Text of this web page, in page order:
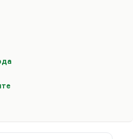
мы с Рязанцевой его
там
Считается, что
позднее кино (это «Девять
фашизм»), а
Данте» — это провал. Но я
на улице Данте» — это
«Мечта», конечно,…